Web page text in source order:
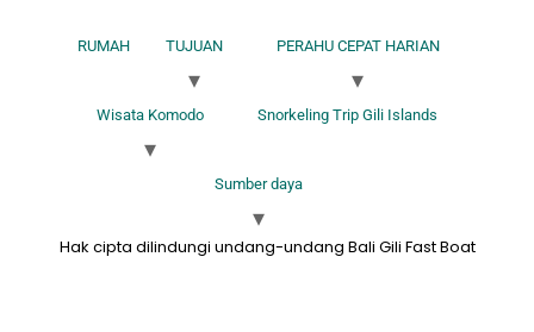
RUMAH TUJUAN PERAHU CEPAT HARIAN
Wisata Komodo Snorkeling Trip Gili Islands
Sumber daya
Hak cipta dilindungi undang-undang Bali Gili Fast Boat